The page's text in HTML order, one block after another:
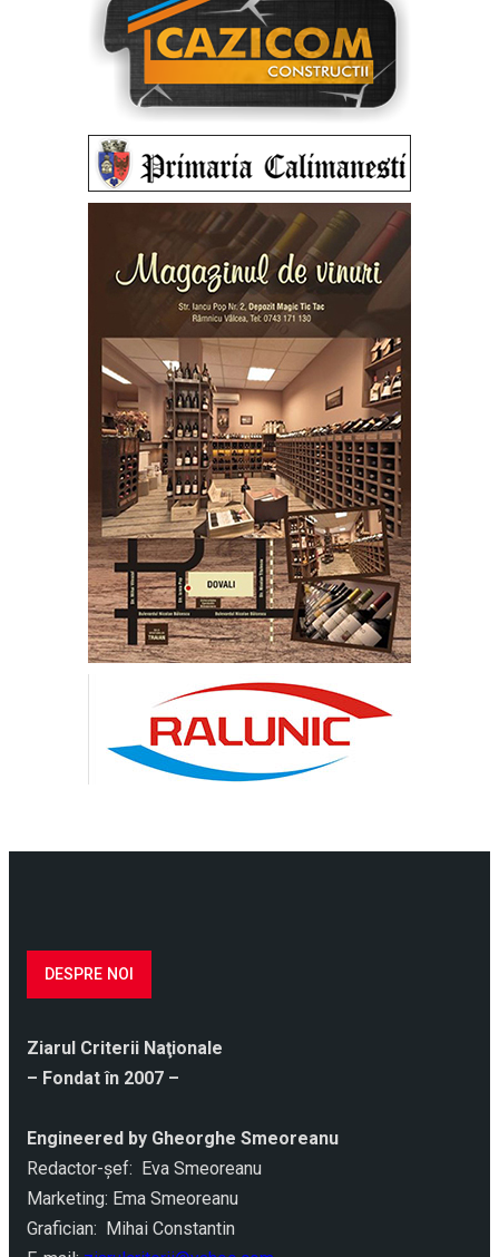
DESPRE NOI
Ziarul Criterii Naţionale
– Fondat în 2007 –
Engineered by Gheorghe Smeoreanu
Redactor-şef: Eva Smeoreanu
Marketing: Ema Smeoreanu
Grafician: Mihai Constantin